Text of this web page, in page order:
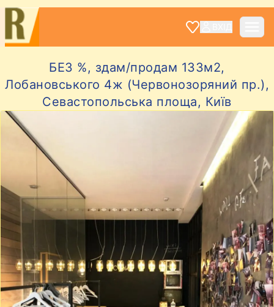
БЕЗ %, здам/продам 133м2,
Лобановського 4ж (Червонозоряний пр.),
Севастопольська площа, Київ